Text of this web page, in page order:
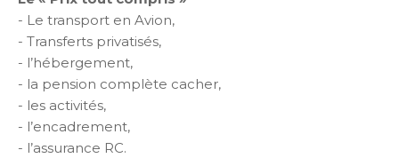
- Le transport en Avion,
- Transferts privatisés,
- l’hébergement,
- la pension complète cacher,
- les activités,
- l’encadrement,
- l’assurance RC.